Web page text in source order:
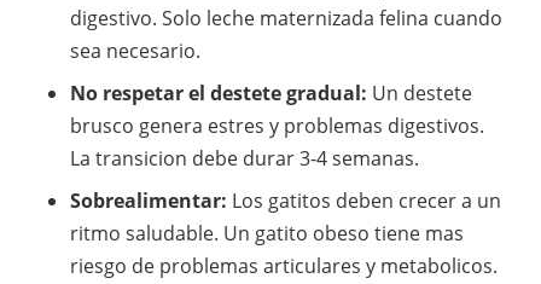
digestivo. Solo leche maternizada felina cuando
sea necesario.
No respetar el destete gradual: Un destete
brusco genera estres y problemas digestivos.
La transicion debe durar 3-4 semanas.
Sobrealimentar: Los gatitos deben crecer a un
ritmo saludable. Un gatito obeso tiene mas
riesgo de problemas articulares y metabolicos.